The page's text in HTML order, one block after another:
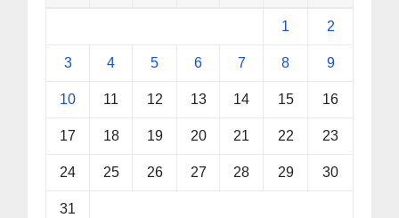
1 2
3 4 5 6 7 8 9
10 11 12 13 14 15 16
17 18 19 20 21 22 23
24 25 26 27 28 29 30
31